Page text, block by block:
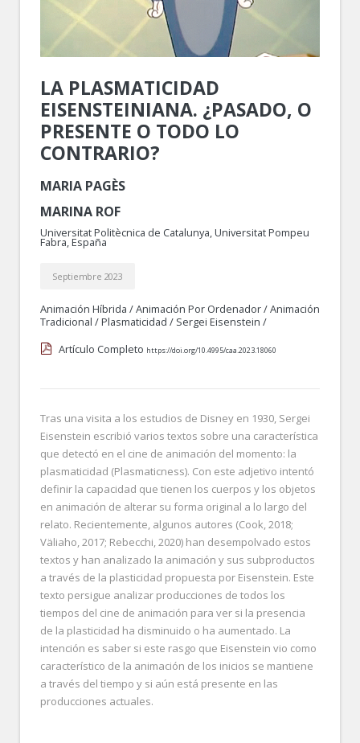
LA PLASMATICIDAD
EISENSTEINIANA. ¿PASADO, O
PRESENTE O TODO LO
CONTRARIO?
MARIA PAGÈS
MARINA ROF
Universitat Politècnica de Catalunya, Universitat Pompeu
Fabra, España
Septiembre 2023
Animación Híbrida /Animación Por Ordenador/Animación
Tradicional /Plasmaticidad / Sergei Eisenstein /
Artículo Completo https://doi.org/10.4995/caa.2023.18060
Tras una visita a los estudios de Disney en 1930, Sergei
Eisenstein escribió varios textos sobre una característica
que detectó en el cine de animación del momento: la
plasmaticidad (Plasmaticness). Con este adjetivo intentó
definir la capacidad que tienen los cuerpos y los objetos
en animación de alterar su forma original a lo largo del
relato. Recientemente, algunos autores (Cook, 2018;
Väliaho, 2017; Rebecchi, 2020) han desempolvado estos
textos y han analizado la animación y sus subproductos
a través de la plasticidad propuesta por Eisenstein. Este
texto persigue analizar producciones de todos los
tiempos del cine de animación para ver si la presencia
de la plasticidad ha disminuido o ha aumentado. La
intención es saber si este rasgo que Eisenstein vio como
característico de la animación de los inicios se mantiene
a través del tiempo y si aún está presente en las
producciones actuales.